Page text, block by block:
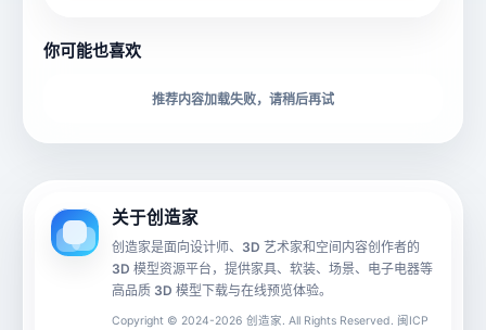
材质贴图
文件大小
你可能也喜欢
推荐内容加载失败，请稍后再试
关于创造家
创造家是面向设计师、3D 艺术家和空间内容创作者的
3D 模型资源平台，提供家具、软装、场景、电子电器等
高品质 3D 模型下载与在线预览体验。
Copyright © 2024-2026 创造家. All Rights Reserved. 闽ICP